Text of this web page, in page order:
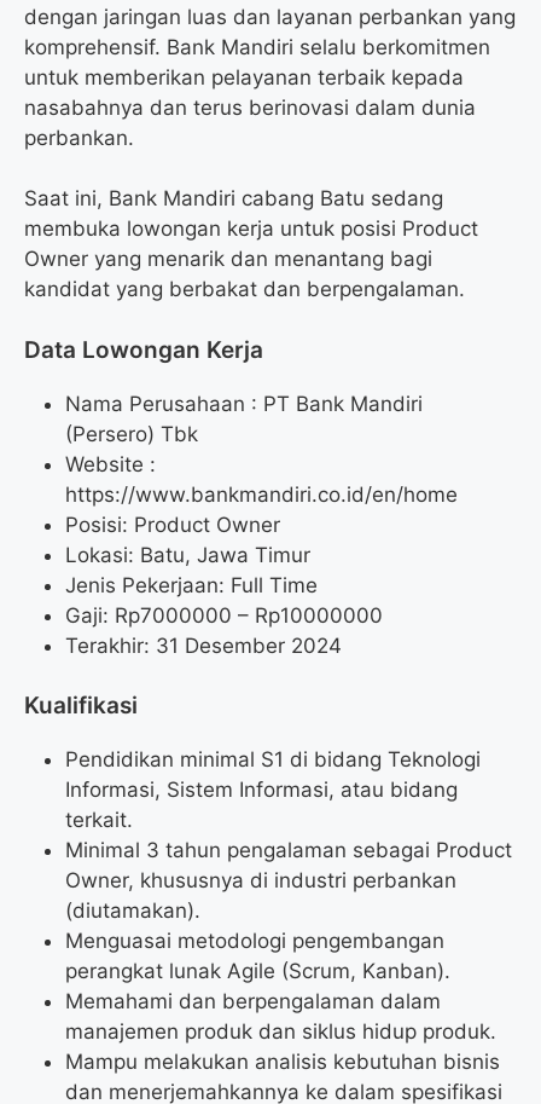
dengan jaringan luas dan layanan perbankan yang
komprehensif. Bank Mandiri selalu berkomitmen
untuk memberikan pelayanan terbaik kepada
nasabahnya dan terus berinovasi dalam dunia
perbankan.
Saat ini, Bank Mandiri cabang Batu sedang
membuka lowongan kerja untuk posisi Product
Owner yang menarik dan menantang bagi
kandidat yang berbakat dan berpengalaman.
Data Lowongan Kerja
Nama Perusahaan : PT Bank Mandiri
(Persero) Tbk
Website :
https://www.bankmandiri.co.id/en/home
Posisi: Product Owner
Lokasi: Batu, Jawa Timur
Jenis Pekerjaan: Full Time
Gaji: Rp7000000 – Rp10000000
Terakhir: 31 Desember 2024
Kualifikasi
Pendidikan minimal S1 di bidang Teknologi
Informasi, Sistem Informasi, atau bidang
terkait.
Minimal 3 tahun pengalaman sebagai Product
Owner, khususnya di industri perbankan
(diutamakan).
Menguasai metodologi pengembangan
perangkat lunak Agile (Scrum, Kanban).
Memahami dan berpengalaman dalam
manajemen produk dan siklus hidup produk.
Mampu melakukan analisis kebutuhan bisnis
dan menerjemahkannya ke dalam spesifikasi